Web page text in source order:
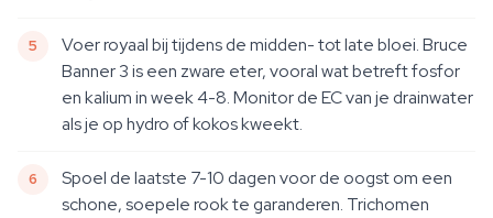
Voer royaal bij tijdens de midden- tot late bloei. Bruce
Banner 3 is een zware eter, vooral wat betreft fosfor
en kalium in week 4-8. Monitor de EC van je drainwater
als je op hydro of kokos kweekt.
Spoel de laatste 7-10 dagen voor de oogst om een
schone, soepele rook te garanderen. Trichomen